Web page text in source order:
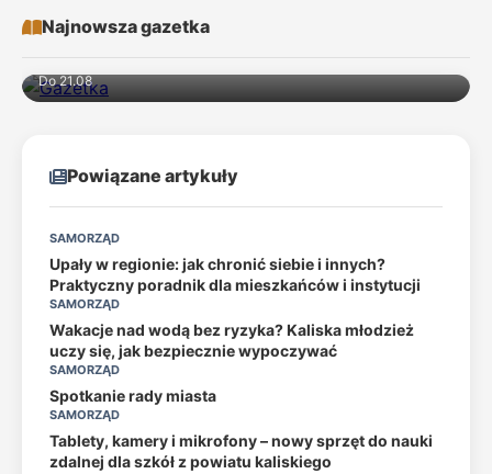
Najnowsza gazetka
Do 21.08
Powiązane artykuły
SAMORZĄD
Upały w regionie: jak chronić siebie i innych?
Praktyczny poradnik dla mieszkańców i instytucji
SAMORZĄD
Wakacje nad wodą bez ryzyka? Kaliska młodzież
uczy się, jak bezpiecznie wypoczywać
SAMORZĄD
Spotkanie rady miasta
SAMORZĄD
Tablety, kamery i mikrofony – nowy sprzęt do nauki
zdalnej dla szkół z powiatu kaliskiego